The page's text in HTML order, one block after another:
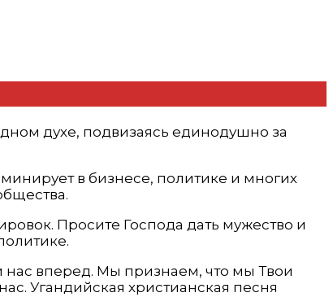
духе, подвизаясь единодушно за
в бизнесе, политике и многих
Просите Господа дать мужество и
нас вперед. Мы признаем, что мы Твои
Угандийская христианская песня